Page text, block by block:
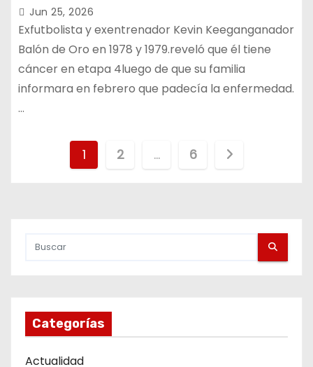
Jun 25, 2026
Exfutbolista y exentrenador Kevin Keeganganador
Balón de Oro en 1978 y 1979.reveló que él tiene
cáncer en etapa 4luego de que su familia
informara en febrero que padecía la enfermedad.
…
i
c
i
1 2 … 6
Categorías
Actualidad